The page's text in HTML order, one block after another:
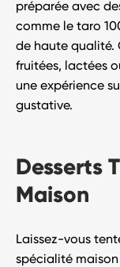
préparée avec
comme le taro
de haute qualité.
fruitées, lactées
une expérience
gustative.
Desserts
Maison
Laissez-vous
spécialité